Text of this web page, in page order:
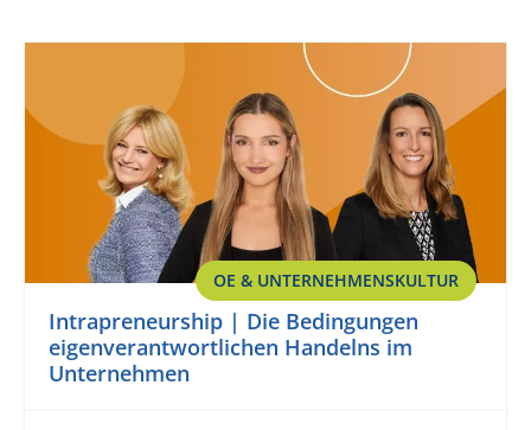
OE & UNTERNEHMENSKULTUR
Intrapreneurship | Die Bedingungen
eigenverantwortlichen Handelns im
Unternehmen